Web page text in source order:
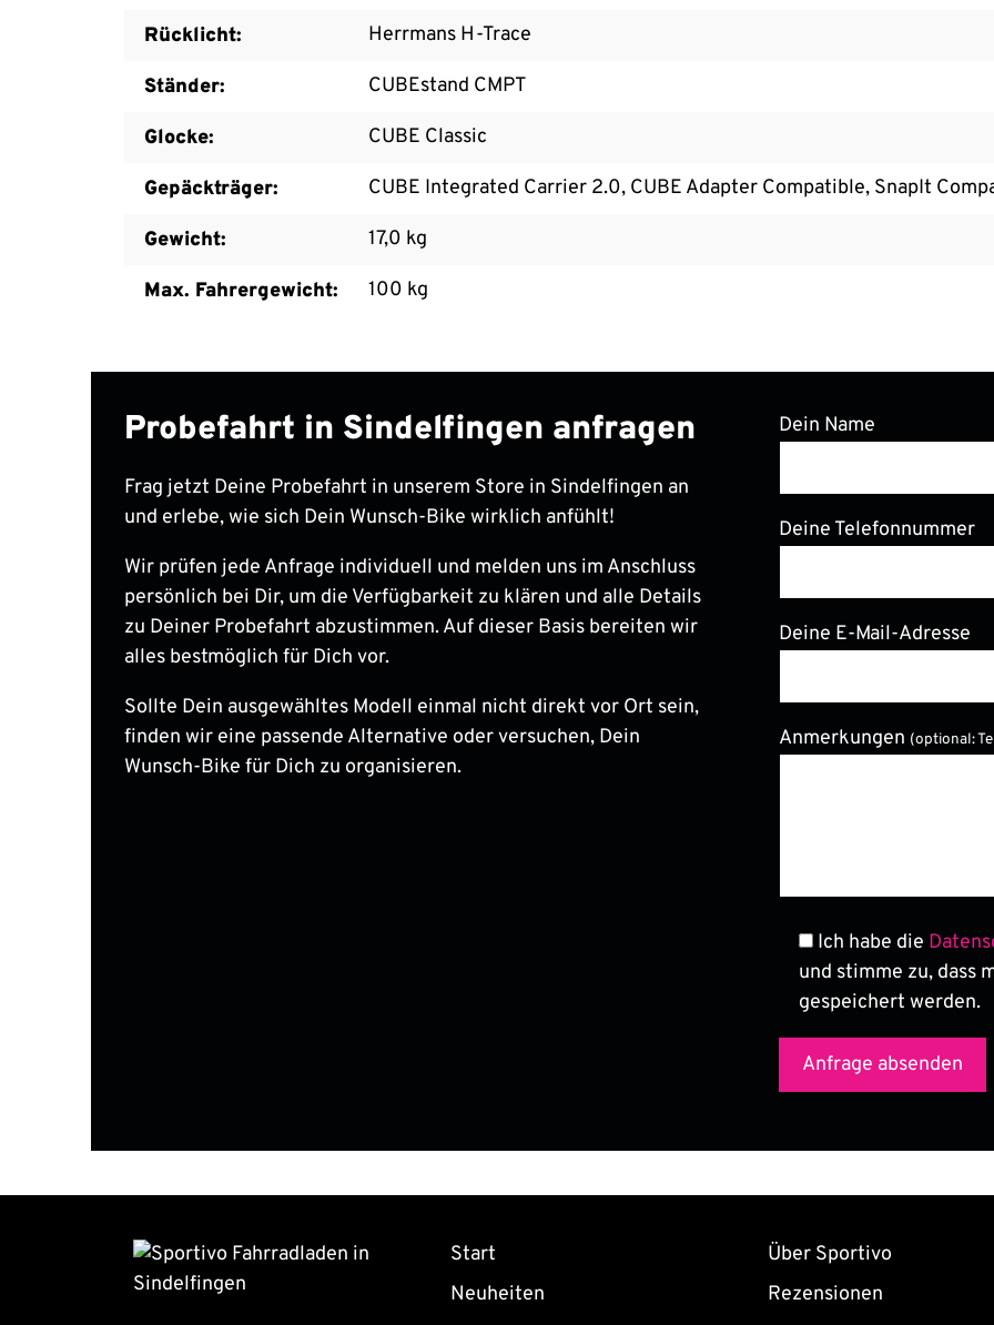
Rücklicht: Herrmans H-Trace
Ständer: CUBEstand CMPT
Glocke: CUBE Classic
Gepäckträger: CUBE Integrated Carrier 2.0, CUBE Adapter Compatible, SnapIt
Gewicht: 17,0 kg
Max. Fahrergewicht: 100 kg
Probefahrt in Sindelfingen anfragen
Frag jetzt Deine Probefahrt in unserem Store in Sindelfingen an
und erlebe, wie sich Dein Wunsch-Bike wirklich anfühlt!
Wir prüfen jede Anfrage individuell und melden uns im Anschluss
persönlich bei Dir, um die Verfügbarkeit zu klären und alle Details
zu Deiner Probefahrt abzustimmen. Auf dieser Basis bereiten wir
alles bestmöglich für Dich vor.
Sollte Dein ausgewähltes Modell einmal nicht direkt vor Ort sein,
finden wir eine passende Alternative oder versuchen, Dein
Wunsch-Bike für Dich zu organisieren.
Dein Name
Deine Telefonnummer
Deine E-Mail-Adresse
Bitte lasse dieses Feld
Anmerkungen (optional:
Ich habe die
und stimme zu, dass
gespeichert werden.
Start
Neuheiten
Über Sportivo
Rezensionen